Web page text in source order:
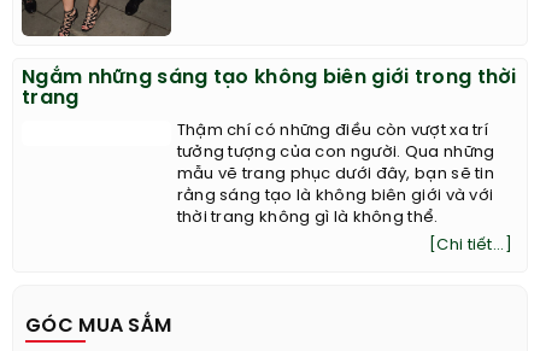
Ngắm những sáng tạo không biên giới trong thời
trang
Thậm chí có những điều còn vượt xa trí
tưởng tượng của con người. Qua những
mẫu vẽ trang phục dưới đây, bạn sẽ tin
rằng sáng tạo là không biên giới và với
thời trang không gì là không thể.
[Chi tiết...]
GÓC MUA SẮM